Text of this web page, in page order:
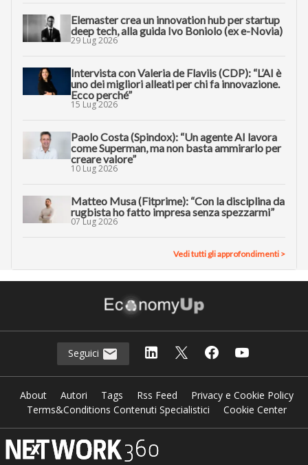
Elemaster crea un innovation hub per startup
deep tech, alla guida Ivo Boniolo (ex e-Novia)
29 Lug 2026
Intervista con Valeria de Flaviis (CDP): “L’AI è
uno dei migliori alleati per chi fa innovazione.
Ecco perché”
15 Lug 2026
Paolo Costa (Spindox): “Un agente AI lavora
come Superman, ma non basta ammirarlo per
creare valore”
10 Lug 2026
Matteo Musa (Fitprime): “Con la disciplina da
rugbista ho fatto impresa senza spezzarmi”
07 Lug 2026
Vedi tutti gli approfondimenti >
Seguici
About Autori Tags Rss Feed
Privacy e Cookie Policy
Terms&Conditions Contenuti Specialistici
Cookie Center